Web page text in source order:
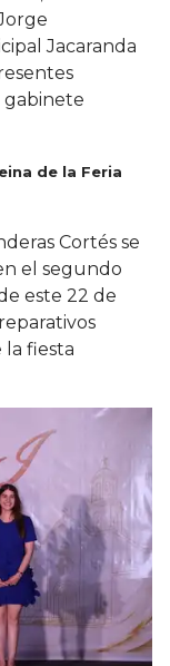
Jacaranda
gabinete
de la Feria
Cortés se
el segundo
este 22 de
la fiesta